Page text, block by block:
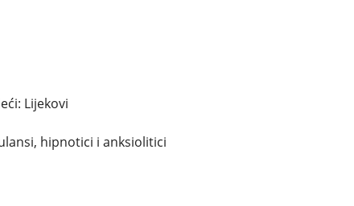
Lijekovi
hipnotici i anksiolitici